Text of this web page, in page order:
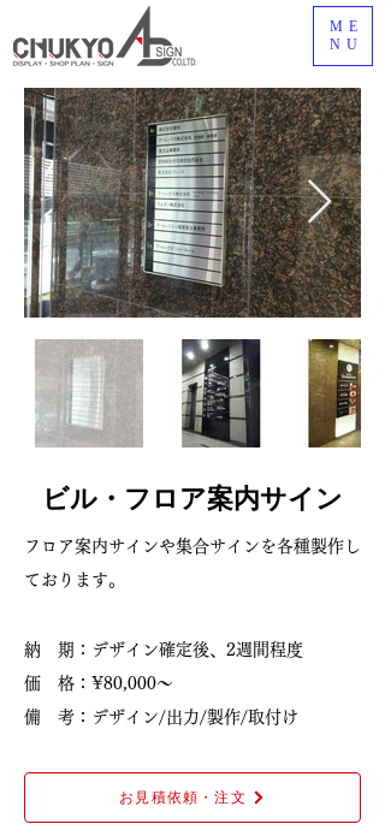
ME
NU
ビル・フロア案内サイン
フロア案内サインや集合サインを各種製作し
ております。
納 期：デザイン確定後、2週間程度
価 格：¥80,000〜
備 考：デザイン/出力/製作/取付け
お見積依頼・注文